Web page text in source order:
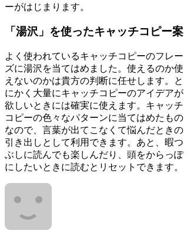
ーがはじまります。
「湯沢」を使ったキャッチコピー案
よく使われているキャッチコピーのフレー
ズに湯沢を当てはめました。使えるのか使
えないのかは貴方の判断に任せします。と
にかく大量にキャッチコピーのアイデアが
欲しいときには確実に使えます。キャッチ
コピーの色々なパターンに当てはめたもの
なので、言葉が出てこなくて悩んだときの
引き出しとして利用できます。あと、暇つ
ぶしに読んでも楽しんだり、頭をからっぽ
にしたいときに読むとリセットできます。